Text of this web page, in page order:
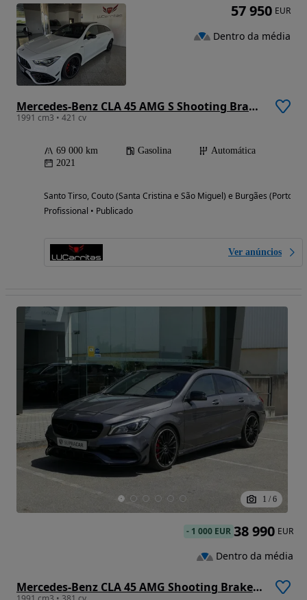
Mercedes-Benz CLA 45 AMG S Shooting Brake 4Matic+
1991 cm3 • 421 cv
69 000 km Gasolina
Automática
2021
Santo Tirso, Couto (Santa Cristina e São Miguel) e Burgães (Porto)
Profissional • Publicado
Ver anúncios
57 950 EUR
Dentro da média
1 / 6
Mercedes-Benz CLA 45 AMG Shooting Brake 4-Matic
- 1 000 EUR 38 990 EUR
Dentro da média